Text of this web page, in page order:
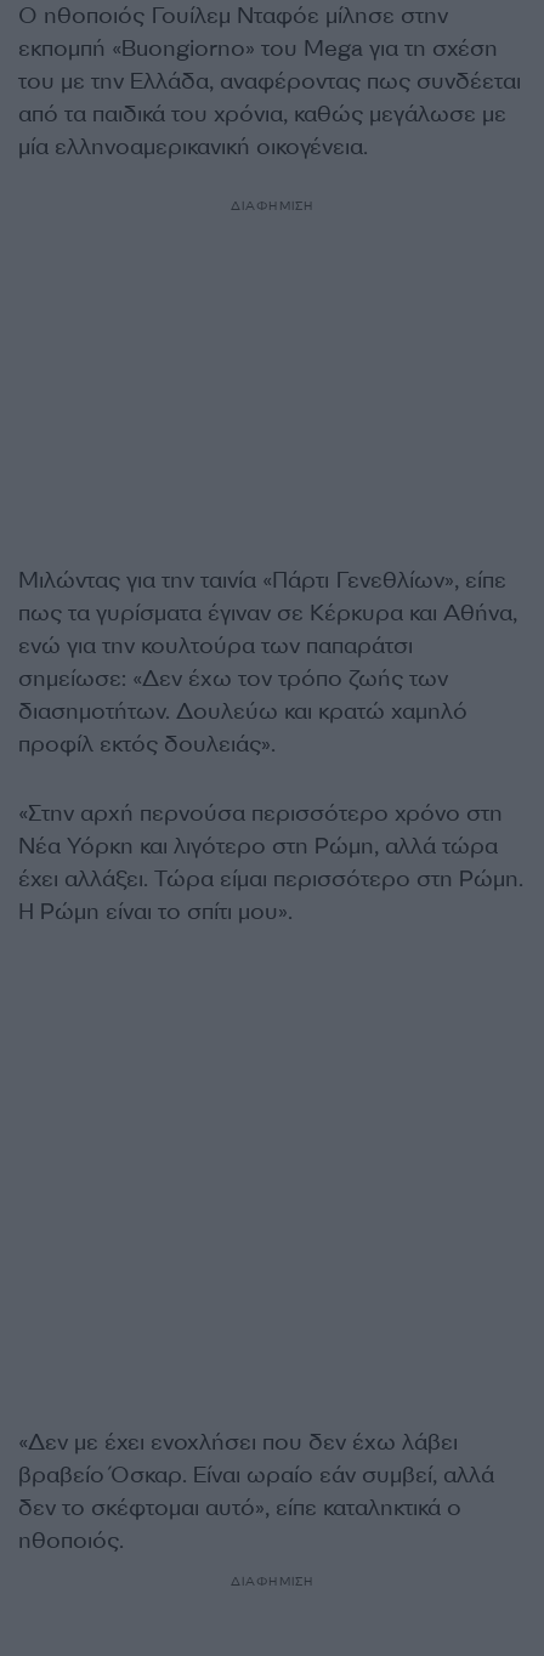
Ο ηθοποιός Γουίλεμ Νταφόε μίλησε στην
εκπομπή «Buongiorno» του Mega για τη σχέση
του με την Ελλάδα, αναφέροντας πως συνδέεται
από τα παιδικά του χρόνια, καθώς μεγάλωσε με
μία ελληνοαμερικανική οικογένεια.
ΔΙΑΦΗΜΙΣΗ
Μιλώντας για την ταινία «Πάρτι Γενεθλίων», είπε
πως τα γυρίσματα έγιναν σε Κέρκυρα και Αθήνα,
ενώ για την κουλτούρα των παπαράτσι
σημείωσε: «Δεν έχω τον τρόπο ζωής των
διασημοτήτων. Δουλεύω και κρατώ χαμηλό
προφίλ εκτός δουλειάς».
«Στην αρχή περνούσα περισσότερο χρόνο στη
Νέα Υόρκη και λιγότερο στη Ρώμη, αλλά τώρα
έχει αλλάξει. Τώρα είμαι περισσότερο στη Ρώμη.
Η Ρώμη είναι το σπίτι μου».
«Δεν με έχει ενοχλήσει που δεν έχω λάβει
βραβείο Όσκαρ. Είναι ωραίο εάν συμβεί, αλλά
δεν το σκέφτομαι αυτό», είπε καταληκτικά ο
ηθοποιός.
ΔΙΑΦΗΜΙΣΗ